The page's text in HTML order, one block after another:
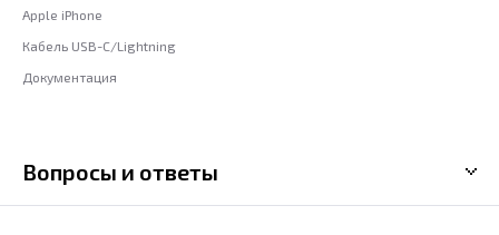
Apple iPhone
Кабель USB-C/Lightning
Документация
Вопросы и ответы